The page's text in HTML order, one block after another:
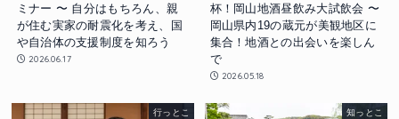
ミナー 〜 自分はもちろん、親
が住む実家の耐震化を考え、国
や自治体の支援制度を知ろう
2026.06.17
杯！岡山地酒昼飲み大試飲会 〜
岡山県内19の蔵元が美観地区に
集合！地酒との出会いを楽しん
で
2026.05.18
行っとこ 知っとこ